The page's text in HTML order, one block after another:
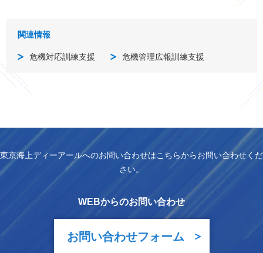
関連情報
危機対応訓練支援 危機管理広報訓練支援
東京海上ディーアールへのお問い合わせはこちらからお問い合わせくだ
さい。
WEBからのお問い合わせ
お問い合わせフォーム